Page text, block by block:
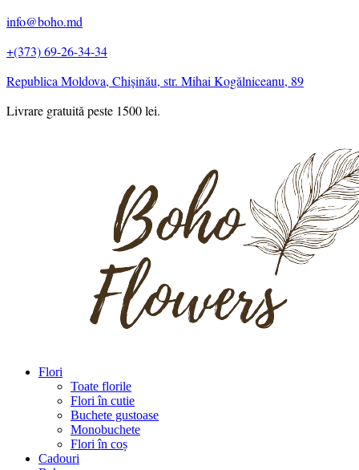
info@boho.md
+(373) 69-26-34-34
Republica Moldova, Chișinău, str. Mihai Kogălniceanu, 89
Livrare gratuită peste 1500 lei.
Flori
Toate florile
Flori în cutie
Buchete gustoase
Monobuchete
Flori în coș
Cadouri